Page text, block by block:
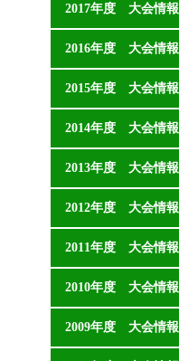
2017年度 大会情報
2016年度 大会情報
2015年度 大会情報
2014年度 大会情報
2013年度 大会情報
2012年度 大会情報
2011年度 大会情報
2010年度 大会情報
2009年度 大会情報